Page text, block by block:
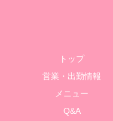
トップ
営業・出勤情報
メニュー
Q&A